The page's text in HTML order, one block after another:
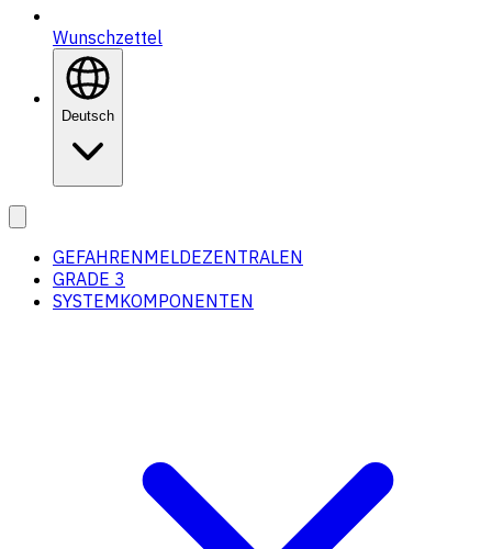
Wunschzettel
Deutsch
GEFAHRENMELDEZENTRALEN
GRADE 3
SYSTEMKOMPONENTEN